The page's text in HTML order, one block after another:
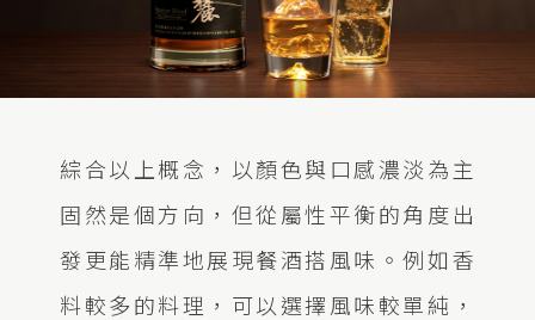
綜合以上概念，以顏色與口感濃淡為主
固然是個方向，但從屬性平衡的角度出
發更能精準地展現餐酒搭風味。例如香
料較多的料理，可以選擇風味較單純，